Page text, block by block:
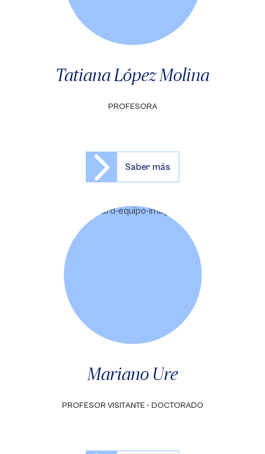
Tatiana López Molina
PROFESORA
Saber más
Mariano Ure
PROFESOR VISITANTE - DOCTORADO